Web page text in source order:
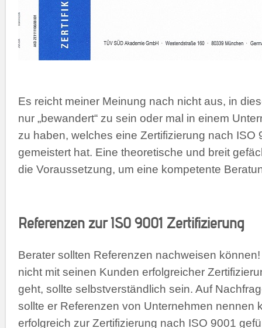
Es reicht meiner Meinung nach nicht aus, in
nur „bewandert“ zu sein oder mal in einem
zu haben, welches eine Zertifizierung nach ISO
gemeistert hat. Eine theoretische und breit
die Voraussetzung, um eine kompetente
Referenzen zur ISO 9001 Zertifizierung
Berater sollten Referenzen nachweisen
nicht mit seinen Kunden erfolgreicher
geht, sollte selbstverständlich sein. Auf
sollte er Referenzen von Unternehmen nennen
erfolgreich zur Zertifizierung nach ISO 9001